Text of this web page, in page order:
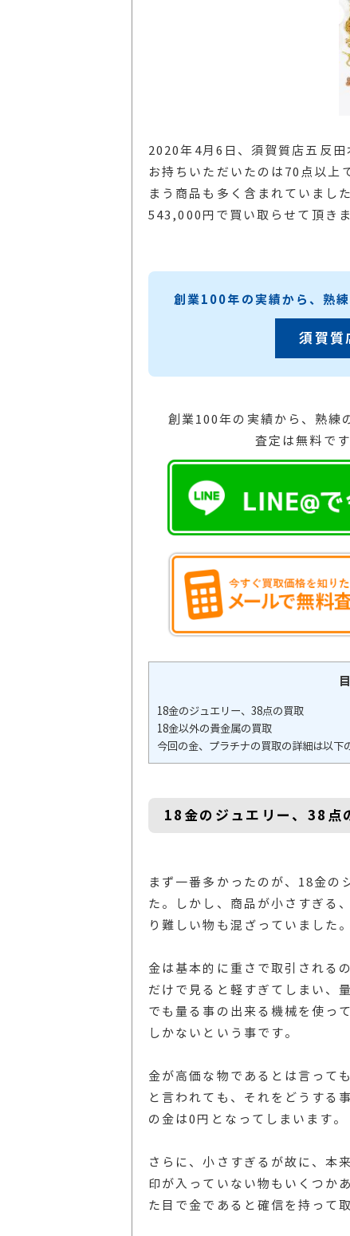
2020年4月6日、須賀質店五反田
お持ちいただいたのは70点以上
まう商品も多く含まれていまし
543,000円で買い取らせて頂きま
創業100年の実績から、熟
須賀質
創業100年の実績から、熟練
査定は無料で
18金のジュエリー、38点の買取
18金以外の貴金属の買取
今回の金、プラチナの買取の詳細は以下
18金のジュエリー、38点
まず一番多かったのが、18金の
た。しかし、商品が小さすぎる
り難しい物も混ざっていました。
金は基本的に重さで取引される
だけで見ると軽すぎてしまい、
でも量る事の出来る機械を使っ
しかないという事です。
金が高価な物であるとは言って
と言われても、それをどうする
の金は0円となってしまいます。
さらに、小さすぎるが故に、本
印が入っていない物もいくつか
た目で金であると確信を持って